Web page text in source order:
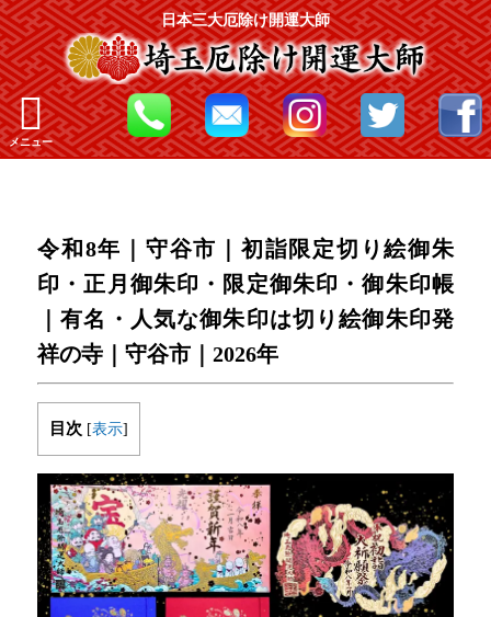
日本三大厄除け開運大師
メニュー
令和8年｜守谷市｜初詣限定切り絵御朱
印・正月御朱印・限定御朱印・御朱印帳
｜有名・人気な御朱印は切り絵御朱印発
祥の寺｜守谷市｜2026年
目次 [表示]